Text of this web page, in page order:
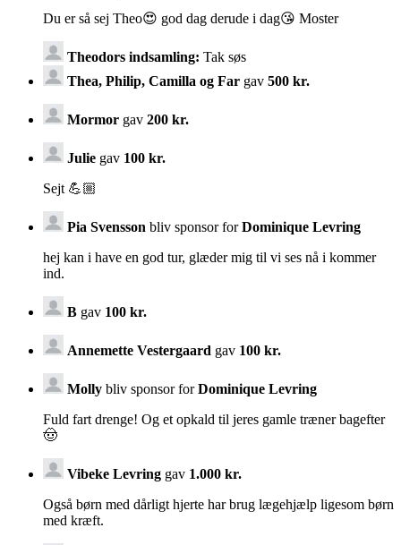
Du er så sej Theo😍 god dag derude i dag😘 Moster
Theodors indsamling: Tak søs
Thea, Philip, Camilla og Far gav 500 kr.
Mormor gav 200 kr.
Julie gav 100 kr.
Sejt 💪🏼
Pia Svensson bliv sponsor forDominique Levring
hej kan i have en god tur, glæder mig til vi ses nå i kommer
ind.
B gav 100 kr.
Annemette Vestergaard gav 100 kr.
Molly bliv sponsor forDominique Levring
Fuld fart drenge! Og et opkald til jeres gamle træner bagefter
🤠
Vibeke Levring gav 1.000 kr.
Også børn med dårligt hjerte har brug lægehjælp ligesom børn
med kræft.